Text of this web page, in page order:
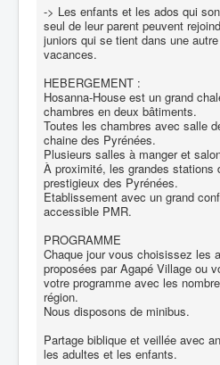
-> Les enfants et les ados qui
seul de leur parent peuvent
juniors qui se tient dans une
vacances.
HEBERGEMENT :
Hosanna-House est un grand
chambres en deux bâtiments.
Toutes les chambres avec salle
chaine des Pyrénées.
Plusieurs salles à manger et
À proximité, les grandes stations
prestigieux des Pyrénées.
Etablissement avec un grand
accessible PMR.
PROGRAMME
Chaque jour vous choisissez les
proposées par Agapé Village ou
votre programme avec les
région.
Nous disposons de minibus.
Partage biblique et veillée avec
les adultes et les enfants.